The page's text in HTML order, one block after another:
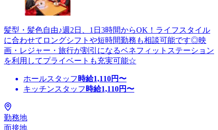
髪型・髪色自由♪週2日、1日3時間からOK！ライフスタイル
に合わせてロングシフトや短時間勤務も相談可能です◎映
画・レジャー・旅行が割引になるベネフィットステーション
を利用してプライベートも充実可能☆
ホールスタッフ 時給1,110円〜
キッチンスタッフ 時給1,110円〜
勤務地
面接地